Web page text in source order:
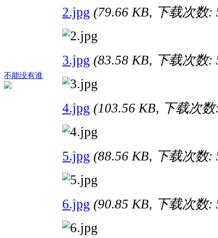
不能没有谁
2.jpg (79.66 KB, 下载次数:
3.jpg (83.58 KB, 下载次数:
4.jpg (103.56 KB, 下载次
5.jpg (88.56 KB, 下载次数:
6.jpg (90.85 KB, 下载次数: